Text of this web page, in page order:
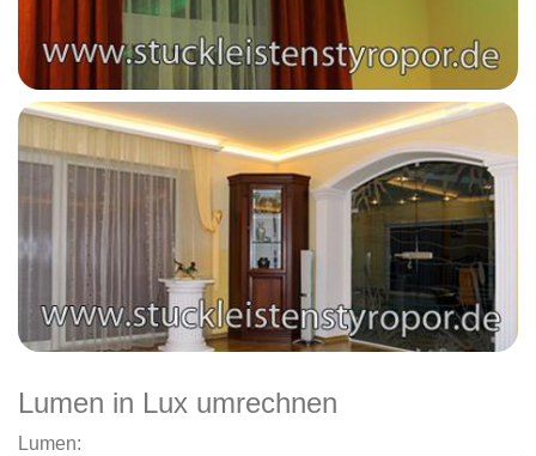
Lumen in Lux umrechnen
Lumen: